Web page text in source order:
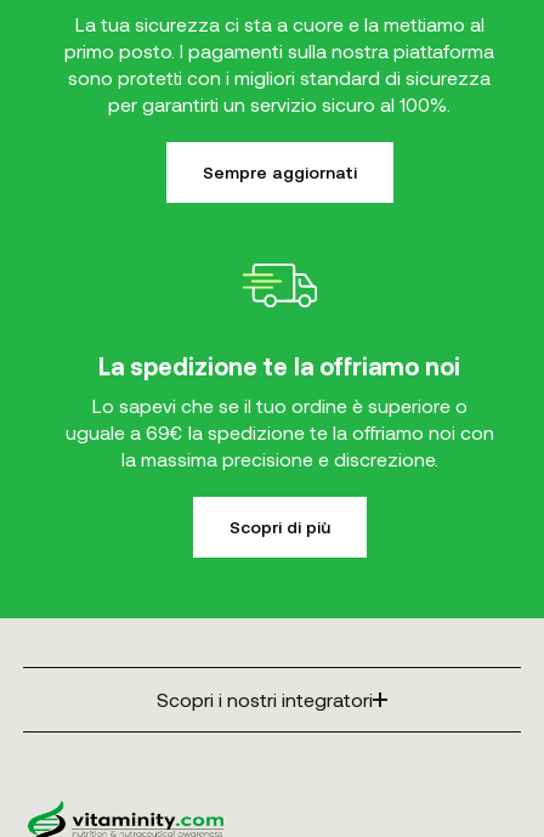
La tua sicurezza ci sta a cuore e la mettiamo al
primo posto. I pagamenti sulla nostra piattaforma
sono protetti con i migliori standard di sicurezza
per garantirti un servizio sicuro al 100%.
Sempre aggiornati
La spedizione te la offriamo noi
Lo sapevi che se il tuo ordine è superiore o
uguale a 69€ la spedizione te la offriamo noi con
la massima precisione e discrezione.
Scopri di più
Scopri i nostri integratori